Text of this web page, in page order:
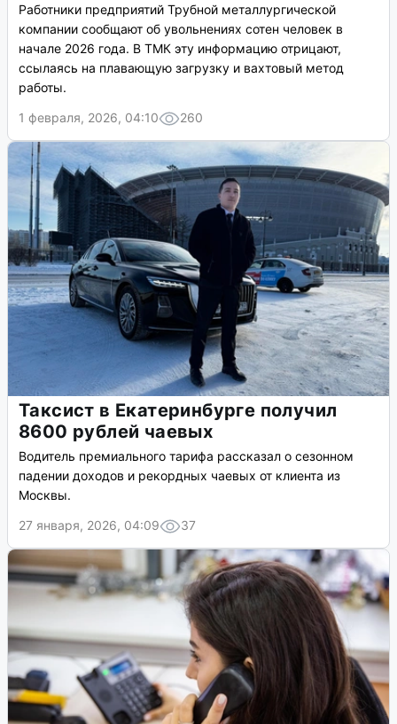
Работники предприятий Трубной металлургической
компании сообщают об увольнениях сотен человек в
начале 2026 года. В ТМК эту информацию отрицают,
ссылаясь на плавающую загрузку и вахтовый метод
работы.
1 февраля, 2026, 04:10
260
Таксист в Екатеринбурге получил
8600 рублей чаевых
Водитель премиального тарифа рассказал о сезонном
падении доходов и рекордных чаевых от клиента из
Москвы.
27 января, 2026, 04:09
37